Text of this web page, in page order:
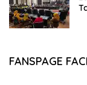
FANSPAGE